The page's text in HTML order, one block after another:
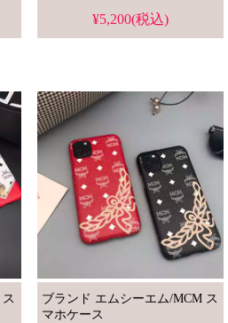
¥5,200(税込)
ブランド エムシーエム/MCM ス
マホケース